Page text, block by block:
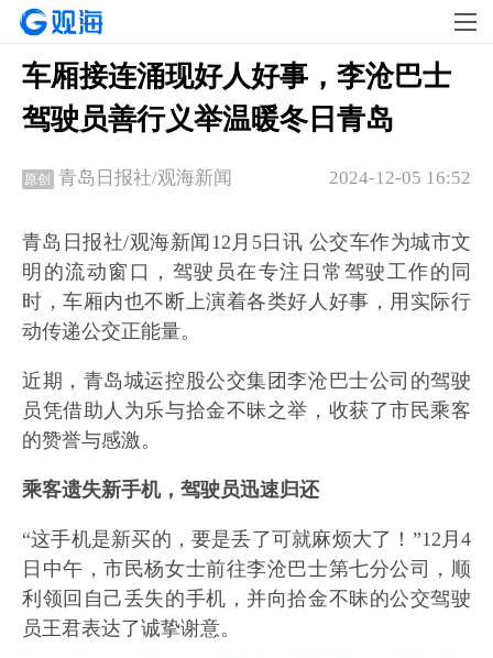
车厢接连涌现好人好事，李沧巴士
驾驶员善行义举温暖冬日青岛
原创 2024-12-05 16:52
青岛日报社/观海新闻
青岛日报社/观海新闻12月5日讯 公交车作为城市文
明的流动窗口，驾驶员在专注日常驾驶工作的同
时，车厢内也不断上演着各类好人好事，用实际行
动传递公交正能量。
近期，青岛城运控股公交集团李沧巴士公司的驾驶
员凭借助人为乐与拾金不昧之举，收获了市民乘客
的赞誉与感激。
乘客遗失新手机，驾驶员迅速归还
“这手机是新买的，要是丢了可就麻烦大了！”12月4
日中午，市民杨女士前往李沧巴士第七分公司，顺
利领回自己丢失的手机，并向拾金不昧的公交驾驶
员王君表达了诚挚谢意。